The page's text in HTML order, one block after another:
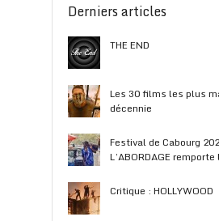
Derniers articles
THE END
Les 30 films les plus
décennie
Festival de Cabourg
L’ABORDAGE
Critique : HOLLYWOOD